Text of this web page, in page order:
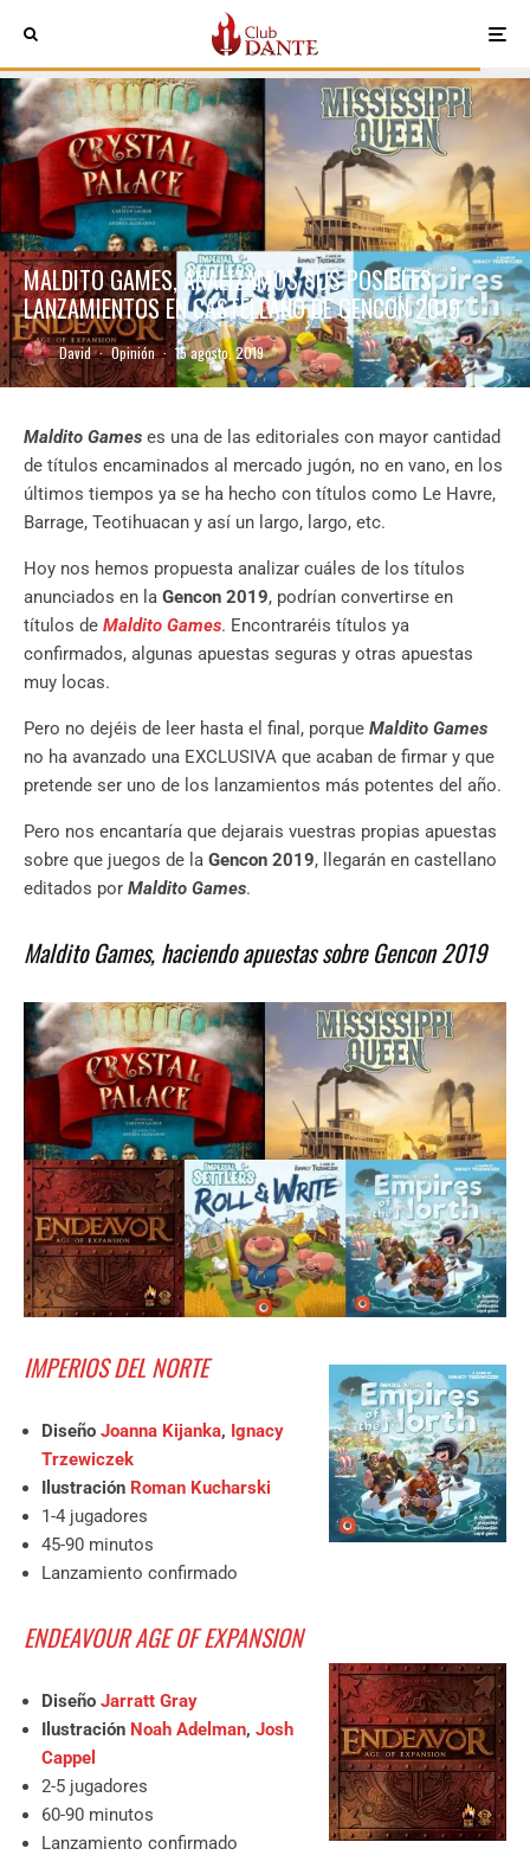
MALDITO GAMES, ANALIZAMOS SUS POSIBLES
LANZAMIENTOS EN CASTELLANO DE GENCON 2019
David · Opinión · 15 agosto, 2019
Maldito Games es una de las editoriales con mayor cantidad
de títulos encaminados al mercado jugón, no en vano, en los
últimos tiempos ya se ha hecho con títulos como Le Havre,
Barrage, Teotihuacan y así un largo, largo, etc.
Hoy nos hemos propuesta analizar cuáles de los títulos
anunciados en la Gencon 2019, podrían convertirse en
títulos de Maldito Games. Encontraréis títulos ya
confirmados, algunas apuestas seguras y otras apuestas
muy locas.
Pero no dejéis de leer hasta el final, porque Maldito Games
no ha avanzado una EXCLUSIVA que acaban de firmar y que
pretende ser uno de los lanzamientos más potentes del año.
Pero nos encantaría que dejarais vuestras propias apuestas
sobre que juegos de la Gencon 2019, llegarán en castellano
editados por Maldito Games.
Maldito Games, haciendo apuestas sobre Gencon 2019
IMPERIOS DEL NORTE
Diseño Joanna Kijanka, Ignacy
Trzewiczek
Ilustración Roman Kucharski
1-4 jugadores
45-90 minutos
Lanzamiento confirmado
ENDEAVOUR AGE OF EXPANSION
Diseño Jarratt Gray
Ilustración Noah Adelman, Josh
Cappel
2-5 jugadores
60-90 minutos
Lanzamiento confirmado